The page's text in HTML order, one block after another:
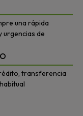
una rápida
urgencias de
transferencia